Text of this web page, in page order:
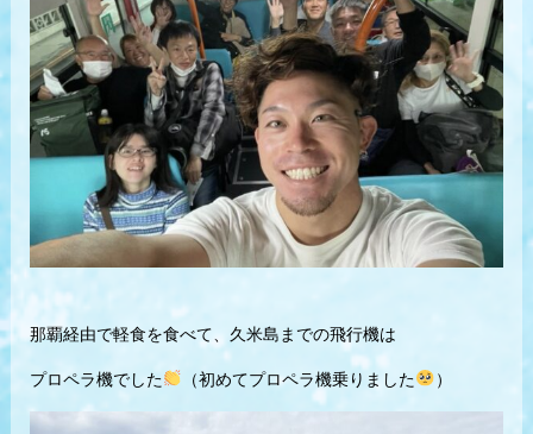
那覇経由で軽食を食べて、久米島までの飛行機は
プロペラ機でした （初めてプロペラ機乗りました ）